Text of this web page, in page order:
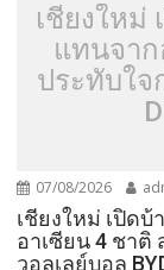
เชียงใหม่
แทนจาก
ประทับใจ
07/08/2026
เชียงใหม่ เปิด
อาเซียน 4 ชาติ
วอลเลย์บอล